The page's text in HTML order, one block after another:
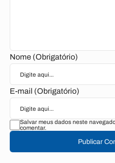
Nome (Obrigatório)
E-mail (Obrigatório)
Salvar meus dados neste
comentar.
Publicar